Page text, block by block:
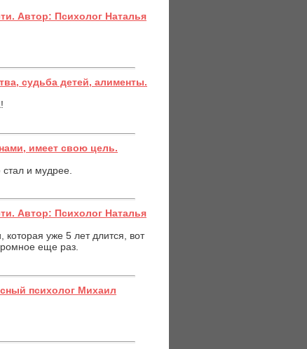
Автор: Психолог Наталья
судьба детей, алименты.
имеет свою цель.
и мудрее.
Автор: Психолог Наталья
уже 5 лет длится, вот
еще раз.
психолог Михаил